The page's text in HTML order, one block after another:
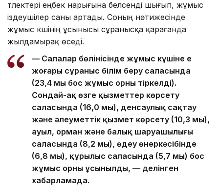
түлектері еңбек нарығына белсенді шығып, жұмыс
іздеушілер саны артады. Соның нәтижесінде
жұмыс күшінің ұсынысы сұранысқа қарағанда
жылдамырақ өседі.
— Салалар бөлінісінде жұмыс күшіне ең
жоғары сұраныс білім беру саласында
(23,4 мың бос жұмыс орны тіркелді).
Сондай-ақ өзге қызметтер көрсету
саласында (16,0 мың), денсаулық сақтау
және әлеуметтік қызмет көрсету (10,3 мың),
ауыл, орман және балық шаруашылығы
саласында (8,2 мың), өңдеу өнеркәсібінде
(6,8 мың), құрылыс саласында (5,7 мың) бос
жұмыс орны ұсынылды, — делінген
хабарламада.